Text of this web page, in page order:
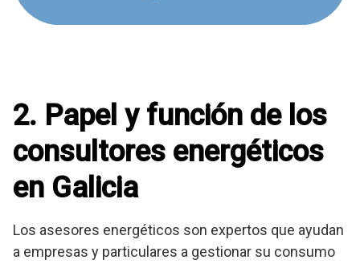
2. Papel y función de los
consultores energéticos
en Galicia
Los asesores energéticos son expertos que ayudan
a empresas y particulares a gestionar su consumo